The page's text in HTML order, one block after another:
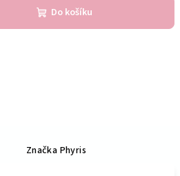
Do košíku
Značka Phyris